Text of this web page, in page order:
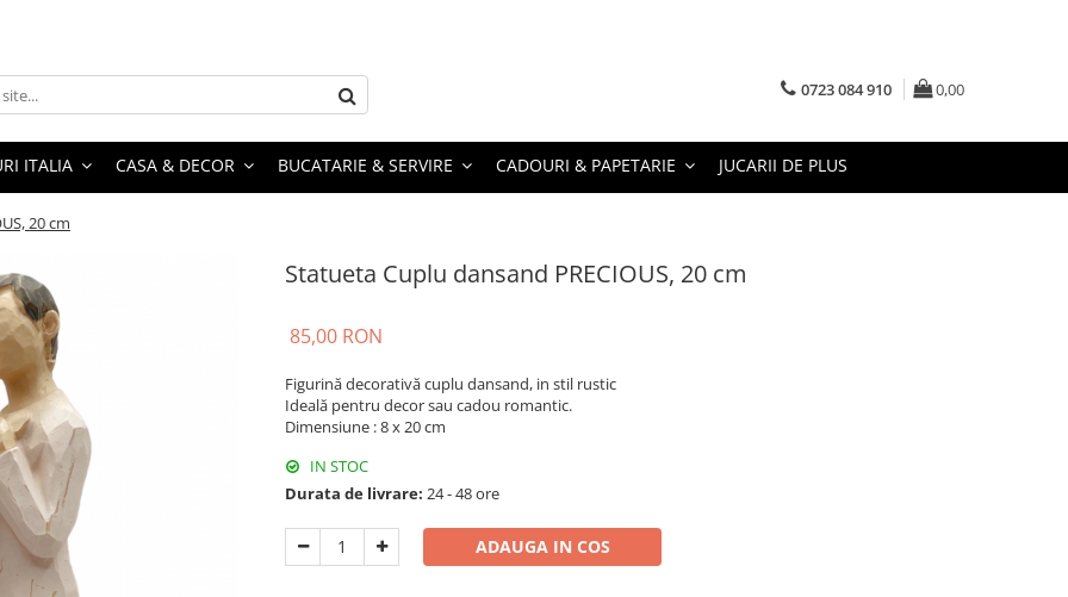
0723 084 910 0,00
ITALIA CASA & DECOR BUCATARIE & SERVIRE CADOURI & PAPETARIE JUCARII DE PLUS
20 cm
Statueta Cuplu dansand PRECIOUS, 20 cm
85,00 RON
Figurină decorativă cuplu dansand, in stil rustic
Ideală pentru decor sau cadou romantic.
Dimensiune : 8 x 20 cm
IN STOC
Durata de livrare: 24 - 48 ore
ADAUGA IN COS